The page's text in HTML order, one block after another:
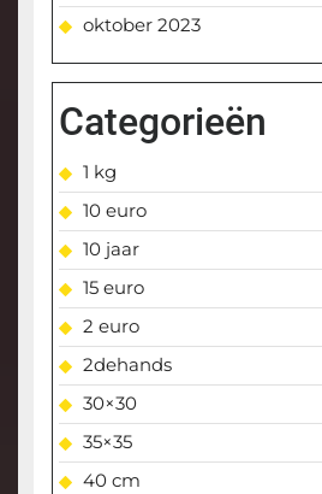
oktober 2023
Categorieën
1 kg
10 euro
10 jaar
15 euro
2 euro
2dehands
30×30
35×35
40 cm